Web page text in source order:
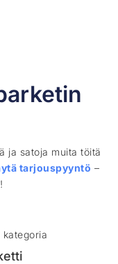
ja satoja muita töitä
tarjouspyyntö –
kategoria